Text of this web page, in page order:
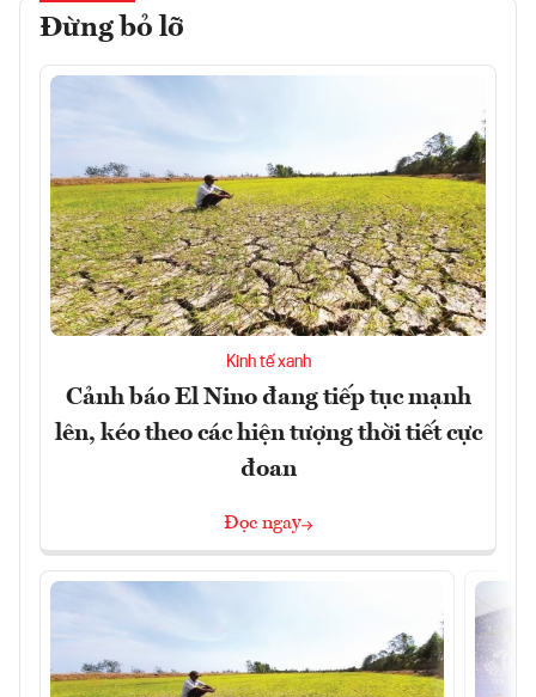
Đừng bỏ lỡ
Kinh tế xanh
Cảnh báo El Nino đang tiếp tục mạnh
lên, kéo theo các hiện tượng thời tiết cực
đoan
Đọc ngay